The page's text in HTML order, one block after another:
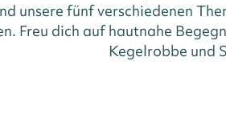
unsere fünf verschiedenen
Freu dich auf hautnahe
Kegelrobbe und